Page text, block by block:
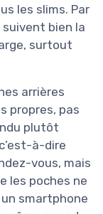
les slims. Par
bien la
surtout
arrières
propres, pas
plutôt
à-dire
vous, mais
les poches ne
smartphone